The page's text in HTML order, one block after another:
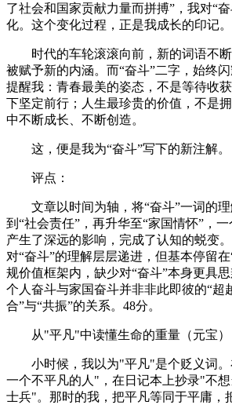
了社会和国家贡献力量而拼搏”，我对“
化。这个变化过程，正是我成长的印记。
时代的车轮滚滚向前，新的词语不断
被赋予新的内涵。而“奋斗”二字，始终
提醒我：青春最美的姿态，不是等待收
下坚定前行；人生最珍贵的价值，不是
中不断成长、不断创造。
这，便是我为“奋斗”写下的新注解。
评点：
文章以时间为轴，将“奋斗”一词的理
到“社会责任”，再升华至“家国情怀”，
产生了深远的影响，完成了认知的蜕变
对“奋斗”的理解层层递进，但基本停留
规价值框架内，缺少对“奋斗”本身更具
个人奋斗与家国奋斗并非非此即彼的“超
合”与“共振”的关系。48分。
从"平凡"中读懂生命的重量（元宝）
小时候，我以为"平凡"是个贬义词。
一个不平凡的人"，在日记本上抄录"不
士兵"。那时的我，把平凡等同于平庸，